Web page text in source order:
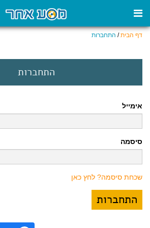
דף הבית/ התחברות
התחברות
אימייל
סיסמה
שכחת סיסמה? לחץ כאן